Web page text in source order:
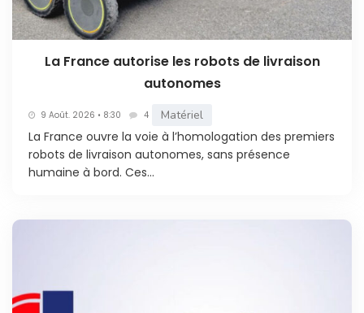
La France autorise les robots de livraison
autonomes
9 Août. 2026 • 8:30 4 Matériel
La France ouvre la voie à l’homologation des premiers
robots de livraison autonomes, sans présence
humaine à bord. Ces...